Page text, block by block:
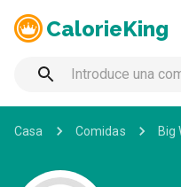
CalorieKing
Casa Comidas Big